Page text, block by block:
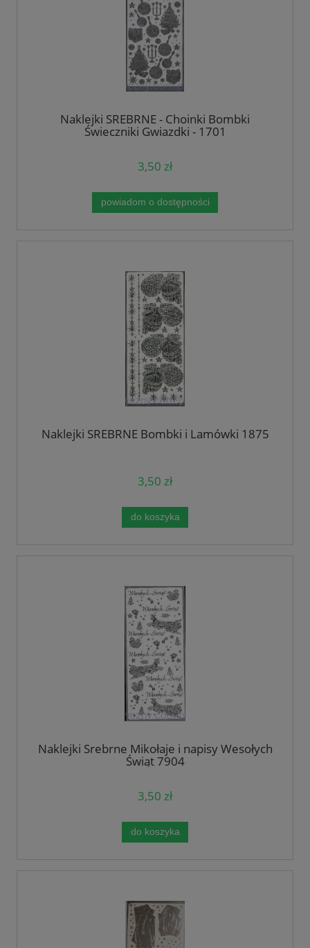
Naklejki SREBRNE - Choinki Bombki
Świeczniki Gwiazdki - 1701
3,50 zł
powiadom o dostępności
Naklejki SREBRNE Bombki i Lamówki 1875
3,50 zł
do koszyka
Naklejki Srebrne Mikołaje i napisy Wesołych
Świąt 7904
3,50 zł
do koszyka